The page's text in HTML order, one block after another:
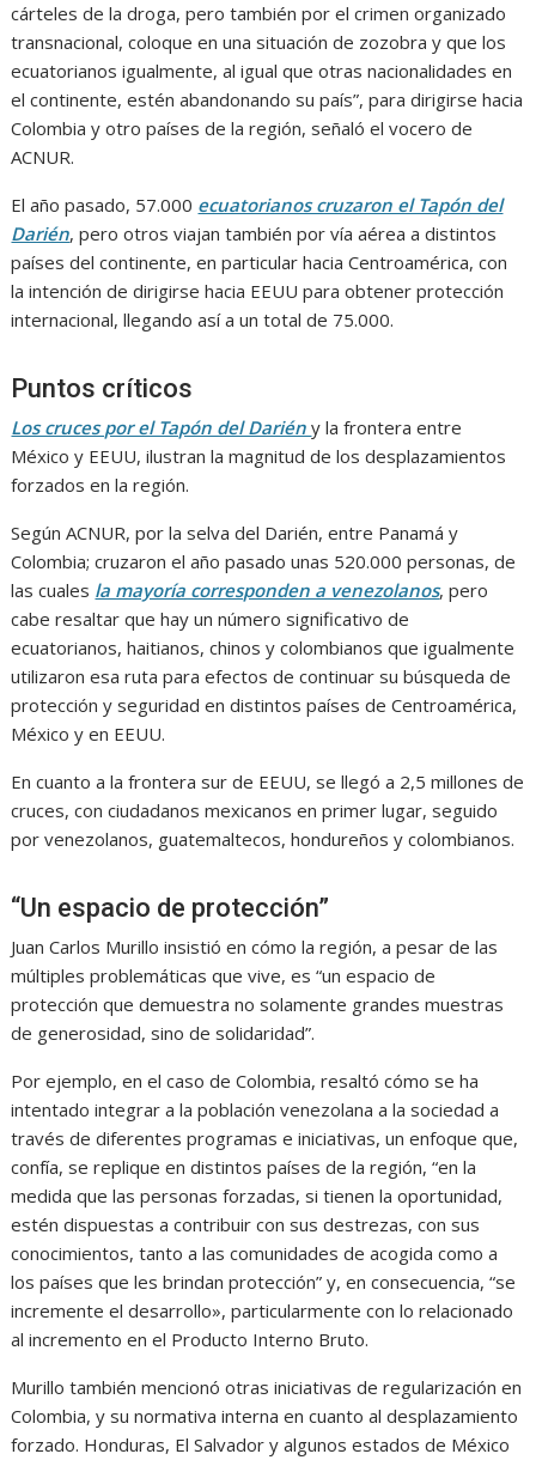
cárteles de la droga, pero también por el crimen organizado
transnacional, coloque en una situación de zozobra y que los
ecuatorianos igualmente, al igual que otras nacionalidades en
el continente, estén abandonando su país”, para dirigirse hacia
Colombia y otro países de la región, señaló el vocero de
ACNUR.
El año pasado, 57.000 ecuatorianos cruzaron el Tapón del
Darién, pero otros viajan también por vía aérea a distintos
países del continente, en particular hacia Centroamérica, con
la intención de dirigirse hacia EEUU para obtener protección
internacional, llegando así a un total de 75.000.
Puntos críticos
Los cruces por el Tapón del Dariény la frontera entre
México y EEUU, ilustran la magnitud de los desplazamientos
forzados en la región.
Según ACNUR, por la selva del Darién, entre Panamá y
Colombia; cruzaron el año pasado unas 520.000 personas, de
las cuales la mayoría corresponden a venezolanos, pero
cabe resaltar que hay un número significativo de
ecuatorianos, haitianos, chinos y colombianos que igualmente
utilizaron esa ruta para efectos de continuar su búsqueda de
protección y seguridad en distintos países de Centroamérica,
México y en EEUU.
En cuanto a la frontera sur de EEUU, se llegó a 2,5 millones de
cruces, con ciudadanos mexicanos en primer lugar, seguido
por venezolanos, guatemaltecos, hondureños y colombianos.
“Un espacio de protección”
Juan Carlos Murillo insistió en cómo la región, a pesar de las
múltiples problemáticas que vive, es “un espacio de
protección que demuestra no solamente grandes muestras
de generosidad, sino de solidaridad”.
Por ejemplo, en el caso de Colombia, resaltó cómo se ha
intentado integrar a la población venezolana a la sociedad a
través de diferentes programas e iniciativas, un enfoque que,
confía, se replique en distintos países de la región, “en la
medida que las personas forzadas, si tienen la oportunidad,
estén dispuestas a contribuir con sus destrezas, con sus
conocimientos, tanto a las comunidades de acogida como a
los países que les brindan protección” y, en consecuencia, “se
incremente el desarrollo», particularmente con lo relacionado
al incremento en el Producto Interno Bruto.
Murillo también mencionó otras iniciativas de regularización en
Colombia, y su normativa interna en cuanto al desplazamiento
forzado. Honduras, El Salvador y algunos estados de México